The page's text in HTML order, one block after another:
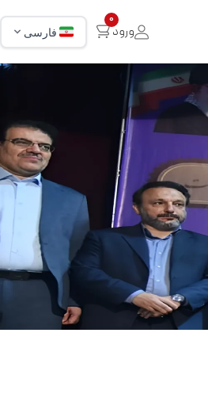
ورود
0
فارسی